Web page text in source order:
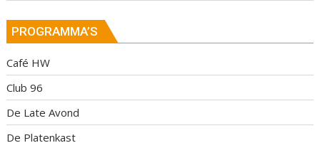
PROGRAMMA’S
Café HW
Club 96
De Late Avond
De Platenkast